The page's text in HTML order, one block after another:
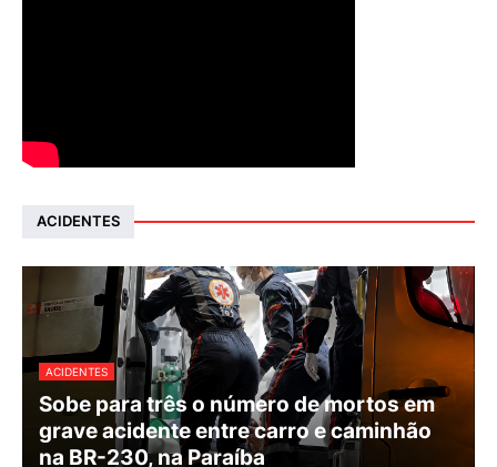
ACIDENTES
ACIDENTES
Sobe para três o número de mortos em
grave acidente entre carro e caminhão
na BR-230, na Paraíba